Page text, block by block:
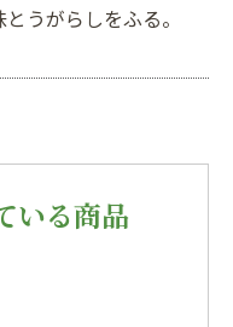
うがらしをふる。
いる商品